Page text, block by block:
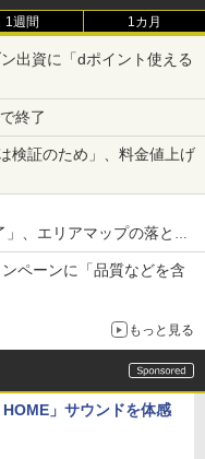
1週間 1カ月
出資に「dポイント使える
終了
検証のため」、料金値上げ
、エリアマップの落とし
ペーンに「品質などを含
もっと見る
」サウンドを体感